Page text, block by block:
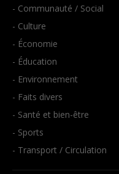
- Communauté / Social
- Culture
- Économie
- Éducation
- Environnement
- Faits divers
- Santé et bien-être
- Sports
- Transport / Circulation